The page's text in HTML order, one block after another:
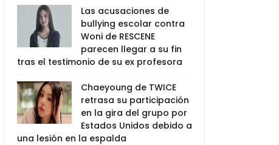
Las acusaciones de
bullying escolar contra
Woni de RESCENE
parecen llegar a su fin
tras el testimonio de su ex profesora
Chaeyoung de TWICE
retrasa su participación
en la gira del grupo por
Estados Unidos debido a
una lesión en la espalda